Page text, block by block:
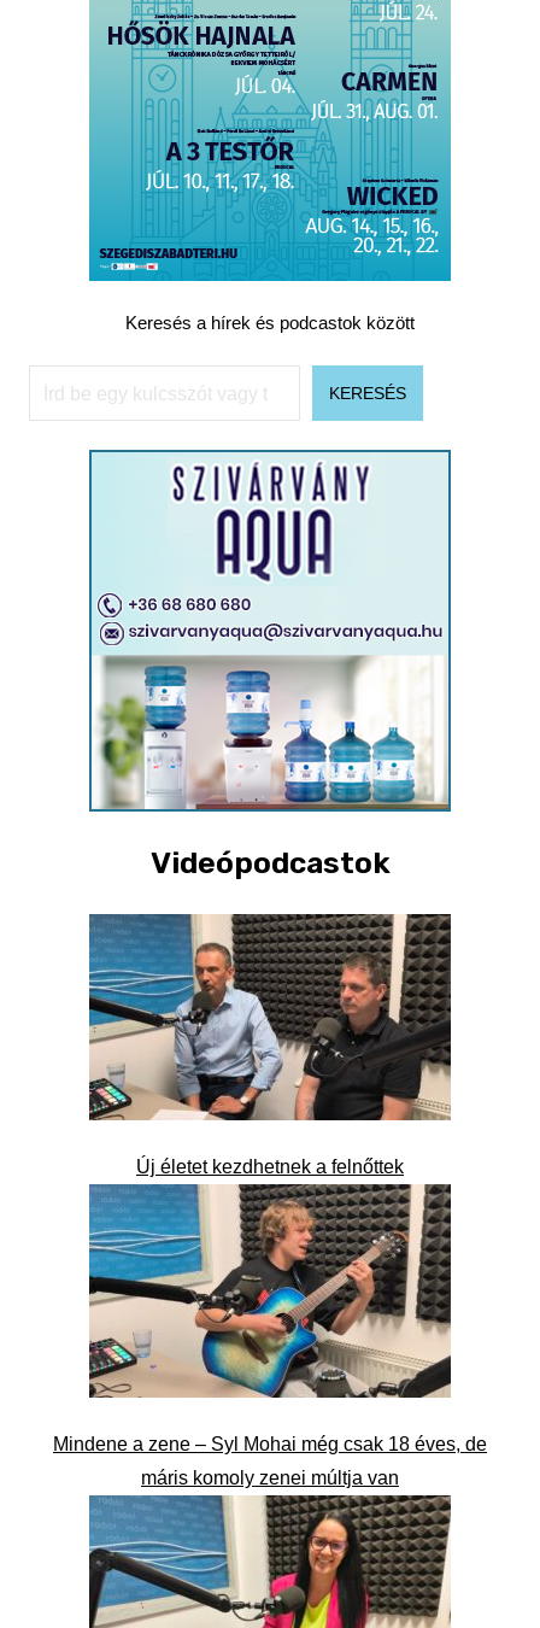
Keresés a hírek és podcastok között
Keresés
KERESÉS
Videópodcastok
Új életet kezdhetnek a felnőttek
Mindene a zene – Syl Mohai még csak 18 éves, de
máris komoly zenei múltja van